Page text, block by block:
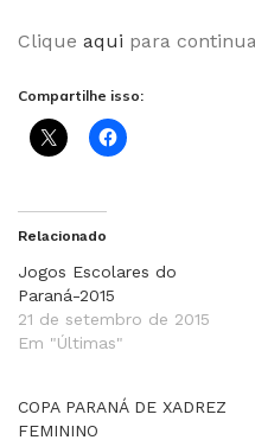
Clique aqui para
Compartilhe isso:
Relacionado
Jogos Escolares do
Paraná-2015
21 de setembro de 2015
Em "Últimas"
COPA PARANÁ DE XADREZ
FEMININO